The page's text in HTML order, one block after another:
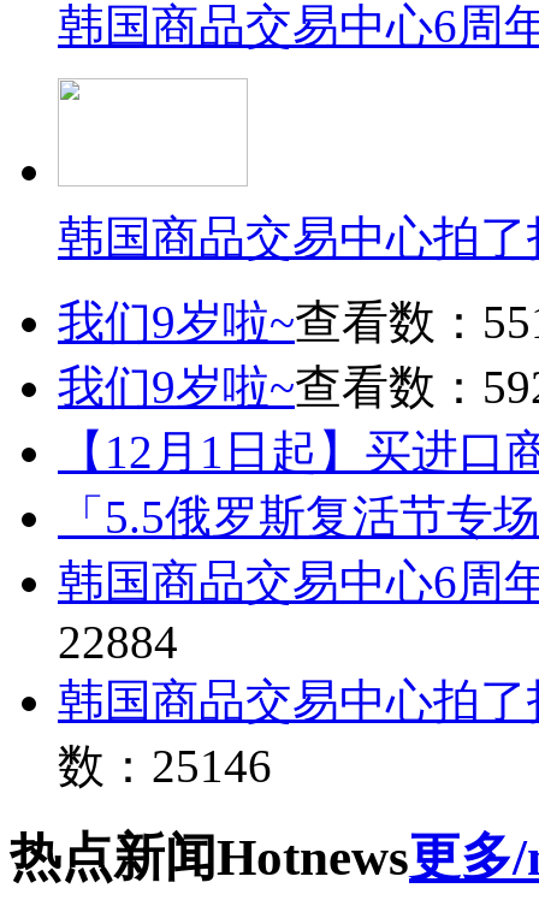
韩国商品交易中心6周
韩国商品交易中心拍
我们9岁啦~查看数：
我们9岁啦~查看数：
【12月1日起】买进口
「5.5俄罗斯复活节专
韩国商品交易中心6周
22884
韩国商品交易中心拍
数：25146
热点新闻Hotnews更多